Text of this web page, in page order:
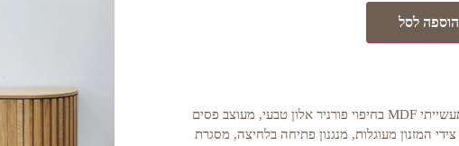
הוספה לסל
המוצר עשוי עץ תעשייתי MDF בחיפוי פורניר אלון טבעי, מעוצב פסים
2 קלפות צידי המזנון מעוגלות, מנגנון פתיחה בלחיצה, מסגרת